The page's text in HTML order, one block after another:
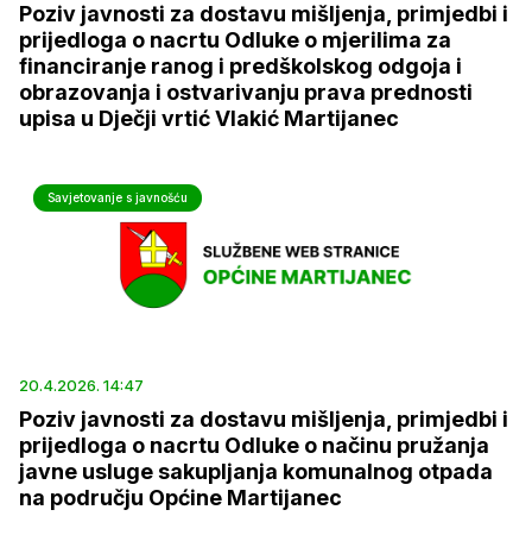
Poziv javnosti za dostavu mišljenja, primjedbi i
prijedloga o nacrtu Odluke o mjerilima za
financiranje ranog i predškolskog odgoja i
obrazovanja i ostvarivanju prava prednosti
upisa u Dječji vrtić Vlakić Martijanec
Savjetovanje s javnošću
20.4.2026. 14:47
Poziv javnosti za dostavu mišljenja, primjedbi i
prijedloga o nacrtu Odluke o načinu pružanja
javne usluge sakupljanja komunalnog otpada
na području Općine Martijanec